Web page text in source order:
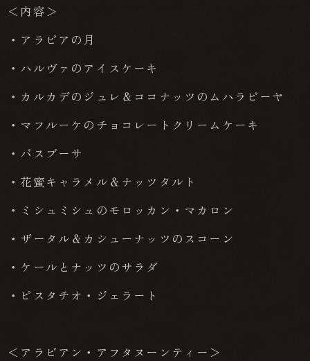
＜内容＞
・アラビアの月
・ハルヴァのアイスケーキ
・カルカデのジュレ＆ココナッツのムハラビーヤ
・マフルーケのチョコレートクリームケーキ
・バスブーサ
・花蜜キャラメル＆ナッツタルト
・ミシュミシュのモロッカン・マカロン
・ザータル＆カシューナッツのスコーン
・ケールとナッツのサラダ
・ピスタチオ・ジェラート
＜アラビアン・アフタヌーンティー＞